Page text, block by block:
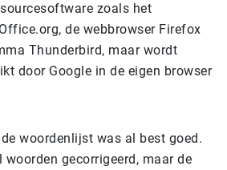
zoals het
de webbrowser Firefox
Thunderbird, maar wordt
door Google in de eigen browser
woordenlijst was al best goed.
woorden gecorrigeerd, maar de